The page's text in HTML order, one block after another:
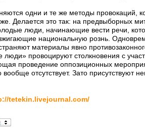
одни и те же методы провокаций,
Делается это так: на предвыборных
люди, начинающие вести речи,
национальную рознь.
материалы явно
люди» провоцируют столкновения с
проведение оппозиционных
отсутствует. Зато присутствуют
tetekin.livejournal.com/